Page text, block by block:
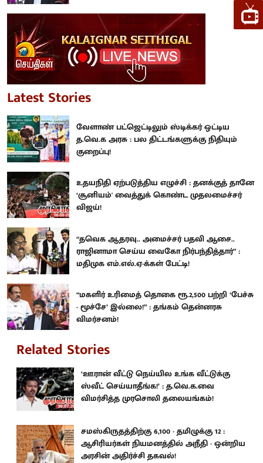
Latest Stories
வேளாண் பட்ஜெட்டிலும் ஸ்டிக்கர் ஒட்டிய
த.வெ.க அரசு : பல திட்டங்களுக்கு நிதியும்
குறைப்பு!
உதயநிதி ஏற்படுத்திய எழுச்சி : தனக்குத் தானே
‘சூனியம்' வைத்துக் கொண்ட முதலமைச்சர்
விஜய்!
“தவெக ஆதரவு.. அமைச்சர் பதவி ஆசை..
ராஜினாமா செய்ய வைகோ நிர்பந்தித்தார்” :
மதிமுக எம்.எல்.ஏ-க்கள் பேட்டி!
“மகளிர் உரிமைத் தொகை ரூ.2,500 பற்றி ‘பேச்சு
- மூச்சே’ இல்லை!” : தங்கம் தென்னரசு
விமர்சனம்!
Related Stories
‘ஊரான் வீட்டு நெய்யில உங்க வீட்டுக்கு
ஸ்வீட் செய்யாதீங்க!’ : த.வெ.க.வை
விமர்சித்த முரசொலி தலையங்கம்!
சமஸ்கிருதத்திற்கு 6,100 - தமிழுக்கு 12 :
ஆசிரியர்கள் நியமனத்தில் அநீதி - ஒன்றிய
அரசின் அதிர்ச்சி தகவல்!